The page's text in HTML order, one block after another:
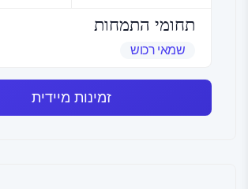
תחומי התמחות
שמאי רכוש
זמינות מיידית